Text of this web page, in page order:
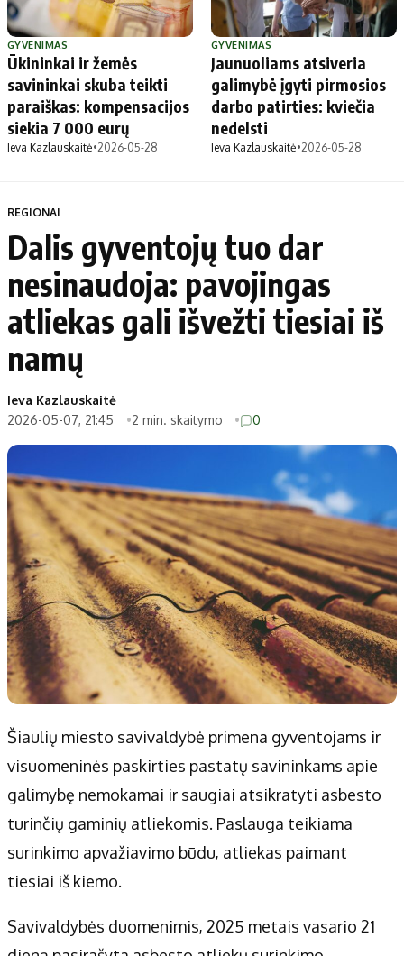
GYVENIMAS
Ūkininkai ir žemės
savininkai skuba teikti
paraiškas: kompensacijos
siekia 7 000 eurų
Ieva Kazlauskaitė•2026-05-28
GYVENIMAS
Jaunuoliams atsiveria
galimybė įgyti pirmosios
darbo patirties: kviečia
nedelsti
Ieva Kazlauskaitė•2026-05-28
REGIONAI
Dalis gyventojų tuo dar
nesinaudoja: pavojingas
atliekas gali išvežti tiesiai iš
namų
Ieva Kazlauskaitė
2026-05-07, 21:45
2 min. skaitymo 0
Šiaulių miesto savivaldybė primena gyventojams ir
visuomeninės paskirties pastatų savininkams apie
galimybę nemokamai ir saugiai atsikratyti asbesto
turinčių gaminių atliekomis. Paslauga teikiama
surinkimo apvažiavimo būdu, atliekas paimant
tiesiai iš kiemo.
Savivaldybės duomenimis, 2025 metais vasario 21